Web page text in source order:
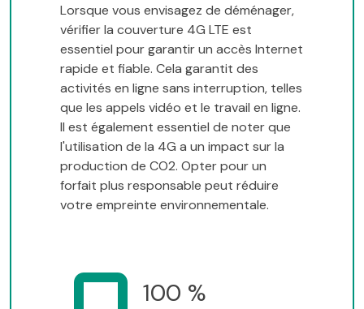
Lorsque vous envisagez de déménager,
vérifier la couverture 4G LTE est
essentiel pour garantir un accès Internet
rapide et fiable. Cela garantit des
activités en ligne sans interruption, telles
que les appels vidéo et le travail en ligne.
Il est également essentiel de noter que
l'utilisation de la 4G a un impact sur la
production de CO2. Opter pour un
forfait plus responsable peut réduire
votre empreinte environnementale.
100 %